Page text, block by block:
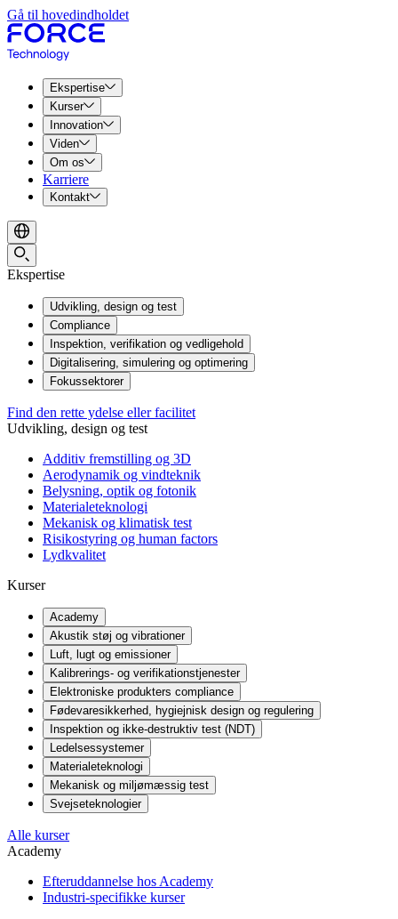
Gå til hovedindholdet
Ekspertise
Kurser
Innovation
Viden
Om os
Karriere
Kontakt
Ekspertise
Udvikling, design og test
Compliance
Inspektion, verifikation og vedligehold
Digitalisering, simulering og optimering
Fokussektorer
Find den rette ydelse eller facilitet
Udvikling, design og test
Additiv fremstilling og 3D
Aerodynamik og vindteknik
Belysning, optik og fotonik
Materialeteknologi
Mekanisk og klimatisk test
Risikostyring og human factors
Lydkvalitet
Kurser
Academy
Akustik støj og vibrationer
Luft, lugt og emissioner
Kalibrerings- og verifikationstjenester
Elektroniske produkters compliance
Fødevaresikkerhed, hygiejnisk design og regulering
Inspektion og ikke-destruktiv test (NDT)
Ledelsessystemer
Materialeteknologi
Mekanisk og miljømæssig test
Svejseteknologier
Alle kurser
Academy
Efteruddannelse hos Academy
Industri-specifikke kurser